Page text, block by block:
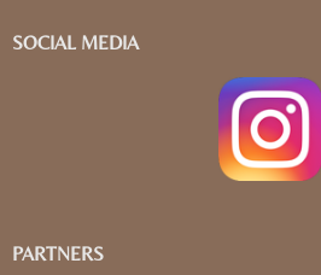
SOCIAL MEDIA
PARTNERS